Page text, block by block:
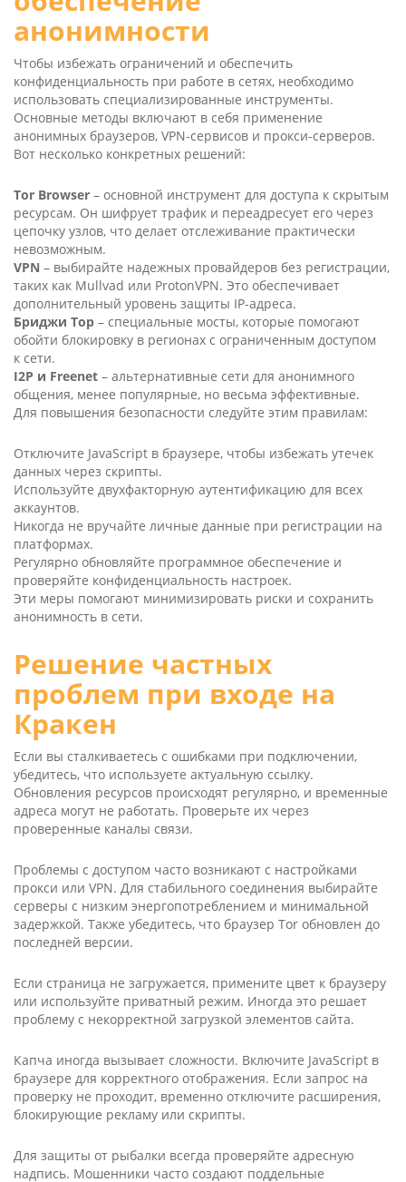
анонимности
Чтобы избежать ограничений и обеспечить
конфиденциальность при работе в сетях, необходимо
использовать специализированные инструменты.
Основные методы включают в себя применение
анонимных браузеров, VPN-сервисов и прокси-серверов.
Вот несколько конкретных решений:
Tor Brow­ser – основной инструмент для доступа к скрытым
ресурсам. Он шифрует трафик и переадресует его через
цепочку узлов, что делает отслеживание практически
невозможным.
VPN – выбирайте надежных провайдеров без регистрации,
таких как Mull­vad или Pro­tonVPN. Это обеспечивает
дополнительный уровень защиты IP-адреса.
Бриджи Тор – специальные мосты, которые помогают
обойти блокировку в регионах с ограниченным доступом
к сети.
I2P и Free­net – альтернативные сети для анонимного
общения, менее популярные, но весьма эффективные.
Для повышения безопасности следуйте этим правилам:
Отключите Java­Script в браузере, чтобы избежать утечек
данных через скрипты.
Используйте двухфакторную аутентификацию для всех
аккаунтов.
Никогда не вручайте личные данные при регистрации на
платформах.
Регулярно обновляйте программное обеспечение и
проверяйте конфиденциальность настроек.
Эти меры помогают минимизировать риски и сохранить
анонимность в сети.
Решение частных
проблем при входе на
Кракен
Если вы сталкиваетесь с ошибками при подключении,
убедитесь, что используете актуальную ссылку.
Обновления ресурсов происходят регулярно, и временные
адреса могут не работать. Проверьте их через
проверенные каналы связи.
Проблемы с доступом часто возникают с настройками
прокси или VPN. Для стабильного соединения выбирайте
серверы с низким энергопотреблением и минимальной
задержкой. Также убедитесь, что браузер Tor обновлен до
последней версии.
Если страница не загружается, примените цвет к браузеру
или используйте приватный режим. Иногда это решает
проблему с некорректной загрузкой элементов сайта.
Капча иногда вызывает сложности. Включите Java­Script в
браузере для корректного отображения. Если запрос на
проверку не проходит, временно отключите расширения,
блокирующие рекламу или скрипты.
Для защиты от рыбалки всегда проверяйте адресную
надпись. Мошенники часто создают поддельные